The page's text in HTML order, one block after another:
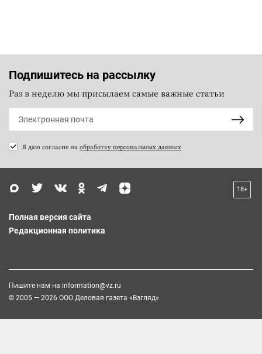
Подпишитесь на рассылку
Раз в неделю мы присылаем самые важные статьи
Я даю согласие на обработку персональных данных
18+
Полная версия сайта
Редакционная политика
Пишите нам на information@vz.ru
© 2005 — 2026 ООО Деловая газета «Взгляд»